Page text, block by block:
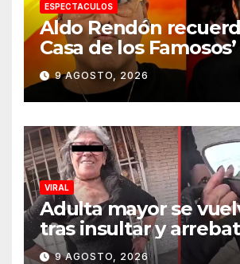
ESPECTACULOS
Aldo Rendón
Casa de los
encuentro con Luis
9 AGOSTO, 2026
VIRAL
Adulta mayor se
tras insultar y
celular a repartidor
9 AGOSTO, 2026